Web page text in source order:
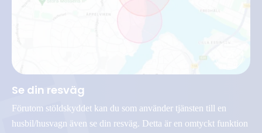
Se din resväg
Förutom stöldskyddet kan du som använder tjänsten till en
husbil/husvagn även se din resväg. Detta är en omtyckt funktion